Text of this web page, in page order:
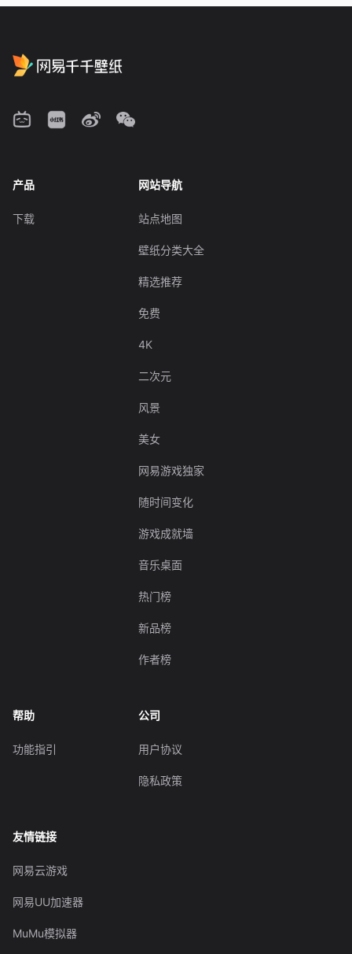
产品
下载
网站导航
站点地图
壁纸分类大全
精选推荐
免费
4K
二次元
风景
美女
网易游戏独家
随时间变化
游戏成就墙
音乐桌面
热门榜
新品榜
作者榜
帮助
功能指引
公司
用户协议
隐私政策
友情链接
网易云游戏
网易UU加速器
MuMu模拟器